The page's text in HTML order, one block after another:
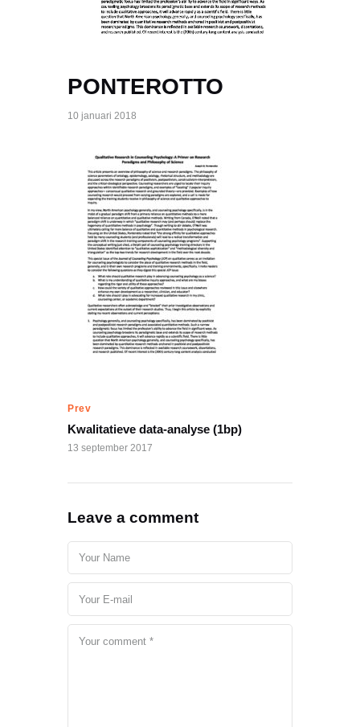
PONTEROTTO
10 januari 2018
Prev
Kwalitatieve data-analyse (1bp)
13 september 2017
Leave a comment